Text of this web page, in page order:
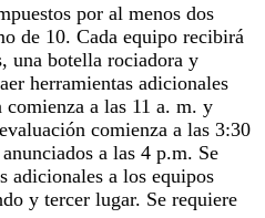
por al menos dos
de 10. Cada equipo recibirá
una botella rociadora y
herramientas adicionales
comienza a las 11 a. m. y
comienza a las 3:30
a las 4 p.m. Se
adicionales a los equipos
y tercer lugar. Se requiere